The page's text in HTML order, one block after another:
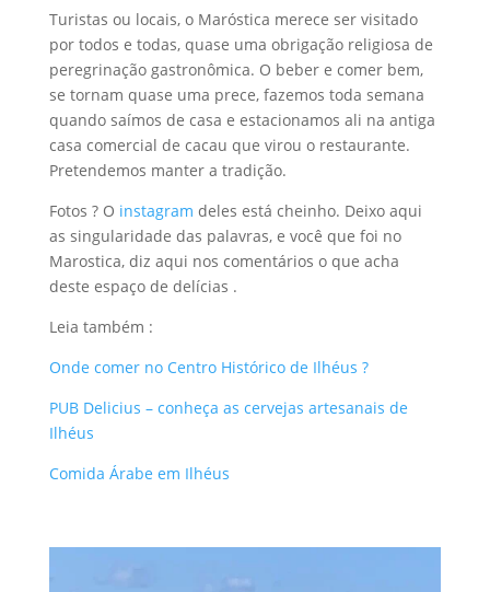
Turistas ou locais, o Maróstica merece ser visitado
por todos e todas, quase uma obrigação religiosa de
peregrinação gastronômica. O beber e comer bem,
se tornam quase uma prece, fazemos toda semana
quando saímos de casa e estacionamos ali na antiga
casa comercial de cacau que virou o restaurante.
Pretendemos manter a tradição.
Fotos ? O instagram deles está cheinho. Deixo aqui
as singularidade das palavras, e você que foi no
Marostica, diz aqui nos comentários o que acha
deste espaço de delícias .
Leia também :
Onde comer no Centro Histórico de Ilhéus ?
PUB Delicius – conheça as cervejas artesanais de
Ilhéus
Comida Árabe em Ilhéus